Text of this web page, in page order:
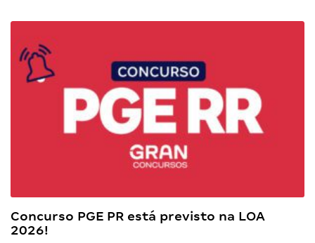
Concurso PGE PR está previsto na LOA
2026!